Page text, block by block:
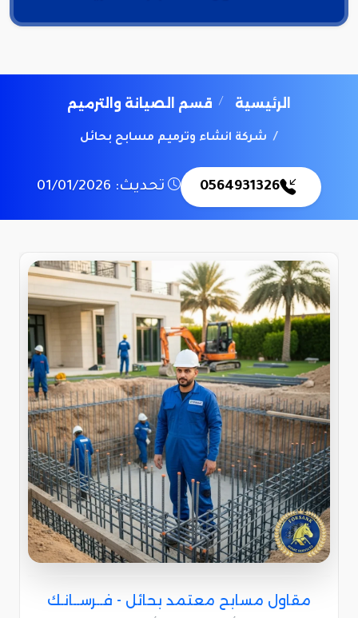
الرئيسية قسم الصيانة والترميم
شركة انشاء وترميم مسابح بحائل
0564931326 تحديث: 01/01/2026
مقاول مسابح معتمد بحائل - فــرســانـك